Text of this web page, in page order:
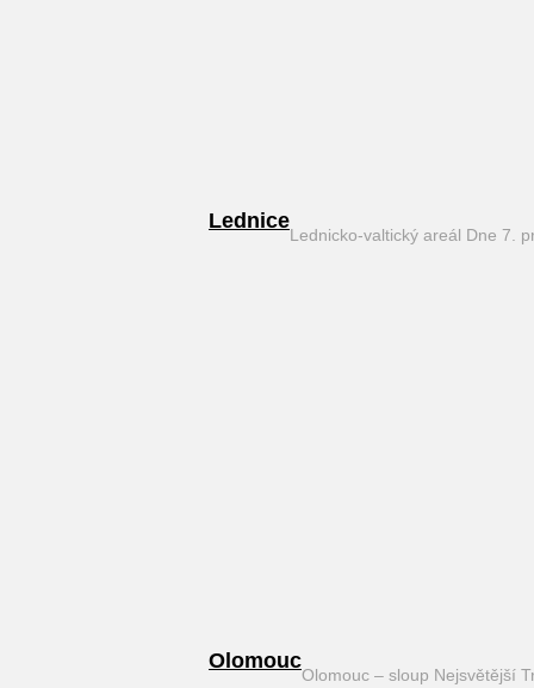
Lednice
Lednicko-valtický areál Dne 7.
Olomouc
Olomouc – sloup Nejsvětější